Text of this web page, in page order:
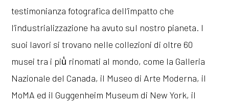
testimonianza fotografica dell’impatto che
l’industrializzazione ha avuto sul nostro pianeta. I
suoi lavori si trovano nelle collezioni di oltre 60
musei tra i più̀ rinomati al mondo, come la Galleria
Nazionale del Canada, il Museo di Arte Moderna, il
MoMA ed il Guggenheim Museum di New York, il